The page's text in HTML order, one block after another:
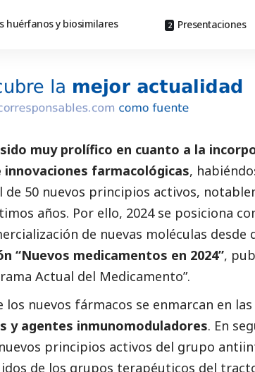
huérfanos y biosimilares Presentaciones
sido muy prolífico en cuanto a la
farmacológicas,
de 50 nuevos principios activos,
años. Por ello, 2024 se posiciona
de nuevas moléculas
“Nuevos medicamentos en 2024”,
Actual del Medicamento”.
los nuevos fármacos se enmarcan en las
y agentes inmunomoduladores. En
principios activos del grupo
de los grupos terapéuticos del